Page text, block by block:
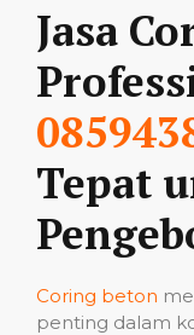
Jasa
Tepat
Coring beton
penting dalam